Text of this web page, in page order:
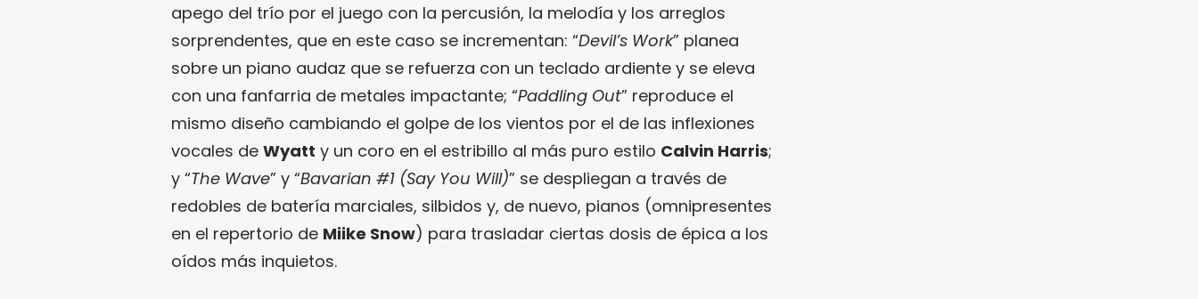
apego del trío por el juego con la percusión, la melodía y los arreglos
sorprendentes, que en este caso se incrementan: “Devil’s Work” planea
sobre un piano audaz que se refuerza con un teclado ardiente y se eleva
con una fanfarria de metales impactante; “Paddling Out” reproduce el
mismo diseño cambiando el golpe de los vientos por el de las inflexiones
vocales de Wyatt y un coro en el estribillo al más puro estilo Calvin Harris;
y “The Wave” y “Bavarian #1 (Say You Will)” se despliegan a través de
redobles de batería marciales, silbidos y, de nuevo, pianos (omnipresentes
en el repertorio de Miike Snow) para trasladar ciertas dosis de épica a los
oídos más inquietos.